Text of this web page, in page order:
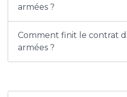
armées ?
Comment finit le contrat
armées ?